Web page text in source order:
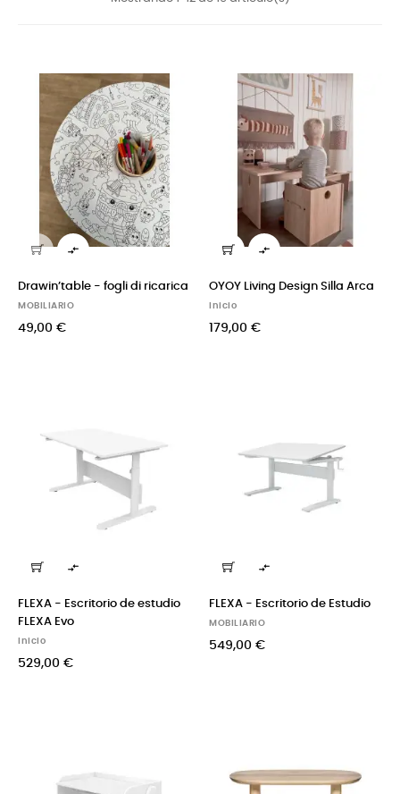

Drawin’table - fogli di ricarica
MOBILIARIO
49,00 €

OYOY Living Design Silla Arca
Inicio
179,00 €

FLEXA - Escritorio de estudio
FLEXA Evo
Inicio
529,00 €

FLEXA - Escritorio de Estudio
MOBILIARIO
549,00 €